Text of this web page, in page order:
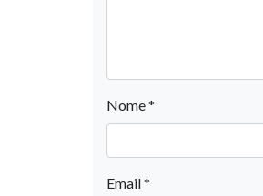
Nome*
Email*